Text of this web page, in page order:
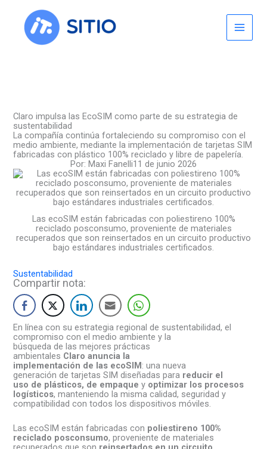
content
Claro impulsa las EcoSIM como parte de su estrategia de
sustentabilidad
La compañía continúa fortaleciendo su compromiso con el
medio ambiente, mediante la implementación de tarjetas SIM
fabricadas con plástico 100% reciclado y libre de papelería.
Por: Maxi Fanelli11 de junio 2026
Las ecoSIM están fabricadas con poliestireno 100%
reciclado posconsumo, proveniente de materiales
recuperados que son reinsertados en un circuito productivo
bajo estándares industriales certificados.
Sustentabilidad
Compartir nota:
En línea con su estrategia regionalde sustentabilidad, el
compromiso con el medio ambiente y la
búsquedade las mejores prácticas
ambientales Claro anuncia la
implementación de las ecoSIM: una nueva
generaciónde tarjetas SIM diseñadas para reducir el
uso de plásticos, de empaquey optimizar los procesos
logísticos, manteniendo la misma calidad, seguridad y
compatibilidad con todos los dispositivos móviles.
Las ecoSIM están fabricadas con poliestireno 100%
reciclado posconsumo, provenientede materiales